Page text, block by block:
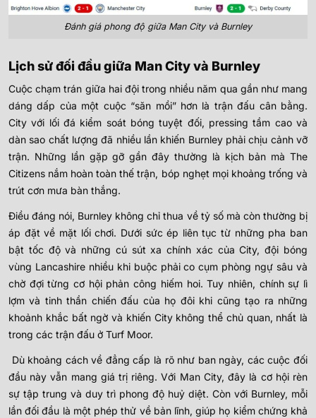
Đánh giá phong độ giữa Man City và Burnley
Lịch sử đối đầu giữa Man City và Burnley
Cuộc chạm trán giữa hai đội trong nhiều năm qua gần như mang
dáng dấp của một cuộc “săn mồi” hơn là trận đấu cân bằng.
City với lối đá kiểm soát bóng tuyệt đối, pressing tầm cao và
dàn sao chất lượng đã nhiều lần khiến Burnley phải chịu cảnh vỡ
trận. Những lần gặp gỡ gần đây thường là kịch bản mà The
Citizens nắm hoàn toàn thế trận, bóp nghẹt mọi khoảng trống và
trút cơn mưa bàn thắng.
Điều đáng nói, Burnley không chỉ thua về tỷ số mà còn thường bị
áp đặt về mặt lối chơi. Dưới sức ép liên tục từ những pha ban
bật tốc độ và những cú sút xa chính xác của City, đội bóng
vùng Lancashire nhiều khi buộc phải co cụm phòng ngự sâu và
chờ đợi từng cơ hội phản công hiếm hoi. Tuy nhiên, chính sự lì
lợm và tinh thần chiến đấu của họ đôi khi cũng tạo ra những
khoảnh khắc bất ngờ và khiến City không thể chủ quan, nhất là
trong các trận đấu ở Turf Moor.
Dù khoảng cách về đẳng cấp là rõ như ban ngày, các cuộc đối
đầu này vẫn mang giá trị riêng. Với Man City, đây là cơ hội rèn
sự tập trung và duy trì phong độ huỷ diệt. Còn với Burnley, mỗi
lần đối đầu là một phép thử về bản lĩnh, giúp họ kiểm chứng khả